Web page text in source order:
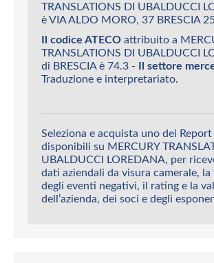
TRANSLATIONS DI UBALDUCCI
è VIA ALDO MORO, 37 BRESCIA
Il codice ATECO attribuito a
TRANSLATIONS DI UBALDUCCI
di BRESCIA è 74.3 - Il settore
Traduzione e interpretariato.
Seleziona e acquista uno dei
disponibili su MERCURY
UBALDUCCI LOREDANA, per
dati aziendali da visura camerale, la
degli eventi negativi, il rating e la
dell’azienda, dei soci e degli